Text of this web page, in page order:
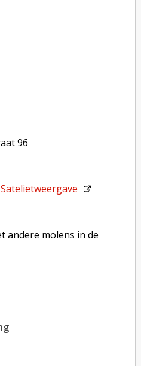
96
andere molens in de